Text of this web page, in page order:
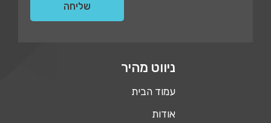
ניווט מהיר
עמוד הבית
אודות